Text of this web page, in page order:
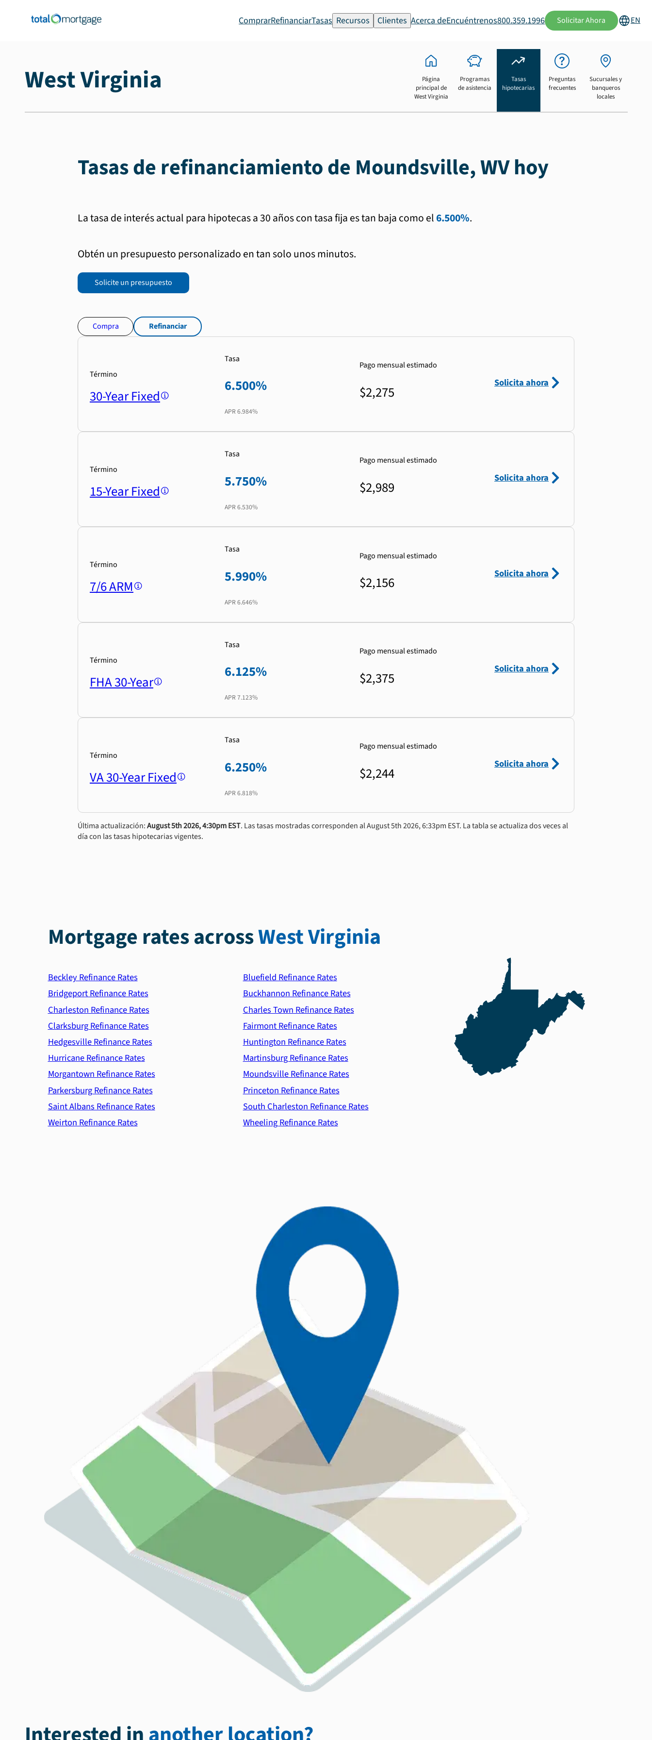
ComprarRefinanciarTasas Recursos Clientes Acerca deEncuéntrenos800.359.1996 Solicitar Ahora EN
West Virginia
Página
principal de
West Virginia
Programas
de asistencia
Tasas
hipotecarias
Preguntas
frecuentes
Sucursales y
banqueros
locales
Tasas de refinanciamiento de Moundsville, WV hoy
La tasa de interés actual para hipotecas a 30 años con tasa fija es tan baja como el6.500%.
Obtén un presupuesto personalizado en tan solo unos minutos.
Solicite un presupuesto
Compra Refinanciar
Término
30-Year Fixed
Tasa
6.500%
APR 6.984%
Pago mensual estimado
$2,275
Solicita ahora
Término
15-Year Fixed
Tasa
5.750%
APR 6.530%
Pago mensual estimado
$2,989
Solicita ahora
Término
7/6 ARM
Tasa
5.990%
APR 6.646%
Pago mensual estimado
$2,156
Solicita ahora
Término
FHA 30-Year
Tasa
6.125%
APR 7.123%
Pago mensual estimado
$2,375
Solicita ahora
Término
VA 30-Year Fixed
Tasa
6.250%
APR 6.818%
Pago mensual estimado
$2,244
Solicita ahora
Última actualización:August 5th 2026, 4:30pm EST. Las tasas mostradas corresponden al August 5th 2026, 6:33pm EST. La tabla se actualiza dos veces al
día con las tasas hipotecarias vigentes.
Mortgage rates acrossWest Virginia
Beckley Refinance Rates
Bluefield Refinance Rates
Bridgeport Refinance Rates
Buckhannon Refinance Rates
Charleston Refinance Rates
Charles Town Refinance Rates
Clarksburg Refinance Rates
Fairmont Refinance Rates
Hedgesville Refinance Rates
Huntington Refinance Rates
Hurricane Refinance Rates
Martinsburg Refinance Rates
Morgantown Refinance Rates
Moundsville Refinance Rates
Parkersburg Refinance Rates
Princeton Refinance Rates
Saint Albans Refinance Rates
South Charleston Refinance Rates
Weirton Refinance Rates
Wheeling Refinance Rates